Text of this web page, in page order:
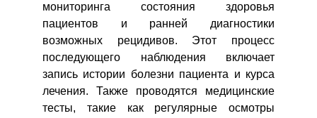
мониторинга состояния здоровья
пациентов и ранней диагностики
возможных рецидивов. Этот процесс
последующего наблюдения включает
запись истории болезни пациента и курса
лечения. Также проводятся медицинские
тесты, такие как регулярные осмотры